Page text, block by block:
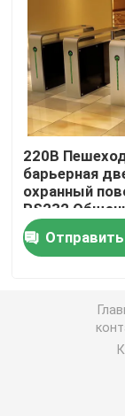
Ворота
Ворота
Ворота
Турникет
Турникет
220В
барьерная
охранный
RS232
офиса